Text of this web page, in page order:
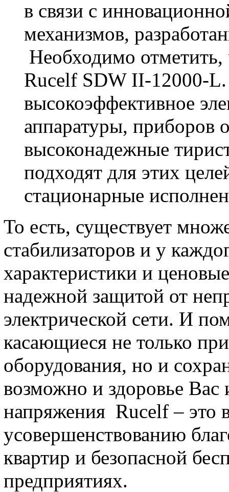
в связи с
механизмов,
Необходимо отметить,
Rucelf SDW II-12000-L.
высокоэффективное
аппаратуры, приборов
высоконадежные
подходят для этих
стационарные
То есть, существует
стабилизаторов и у
характеристики и
надежной защитой от
электрической сети. И
касающиеся не только
оборудования, но и
возможно и здоровье
напряжения Rucelf – это
усовершенствованию
квартир и безопасной
предприятиях.